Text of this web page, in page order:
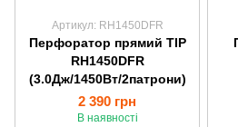
Артикул: RH1450DFR
Перфоратор прямий TIP
RH1450DFR
(3.0Дж/1450Вт/2патрони)
2 390 грн
В наявності